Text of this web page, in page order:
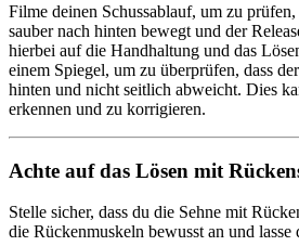
Filme deinen Schussablauf, um zu
sauber nach hinten bewegt und der
hierbei auf die Handhaltung und das
einem Spiegel, um zu überprüfen, dass
hinten und nicht seitlich abweicht. Dies
erkennen und zu korrigieren.
Achte auf das Lösen mit
Stelle sicher, dass du die Sehne mit
die Rückenmuskeln bewusst an und lasse